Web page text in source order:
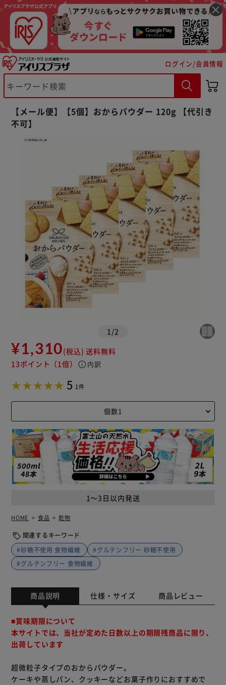
ログイン/会員情報
【メール便】【5個】おからパウダー 120g 【代引き
不可】
1 /2
¥1,310(税込) 送料無料
13ポイント （1倍） info 内訳
5 1件
1～3日以内発送
HOME 食品 乾物
関連するキーワード
#砂糖不使用 食物繊維
#グルテンフリー 砂糖不使用
#グルテンフリー 食物繊維
商品説明 仕様・サイズ 商品レビュー
■賞味期限について
本サイトでは、当社が定めた日数以上の期限残商品に限り、
出荷しています
超微粒子タイプのおからパウダー。
ケーキや蒸しパン、クッキーなどお菓子作りにおすすめで
※ご確認ください